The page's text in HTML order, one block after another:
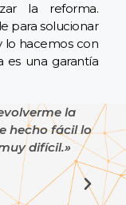
la reforma.
para solucionar
lo hacemos con
es una garantía
la
hecho fácil lo
difícil.»